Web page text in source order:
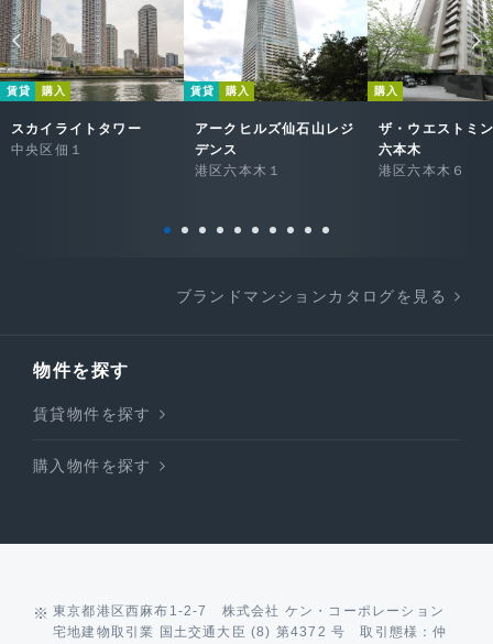
賃貸 購入
スカイライトタワー
中央区佃１
賃貸 購入
アークヒルズ仙石山レジ
デンス
港区六本木１
購入
ザ・ウエストミ
六本木
港区六本木６
ブランドマンションカタログを見る
物件を探す
賃貸物件を探す
購入物件を探す
東京都港区西麻布1-2-7 株式会社 ケン・コーポレーション
宅地建物取引業 国土交通大臣 (8) 第4372 号 取引態様：仲